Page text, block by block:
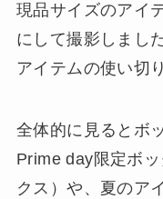
現品サイズのアイ
にして撮影しまし
アイテムの使い切
全体的に見るとボ
Prime day限定ボ
クス）や、夏のア